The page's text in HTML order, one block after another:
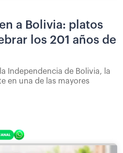
a Bolivia: platos
los 201 años de
Independencia de Bolivia, la
en una de las mayores